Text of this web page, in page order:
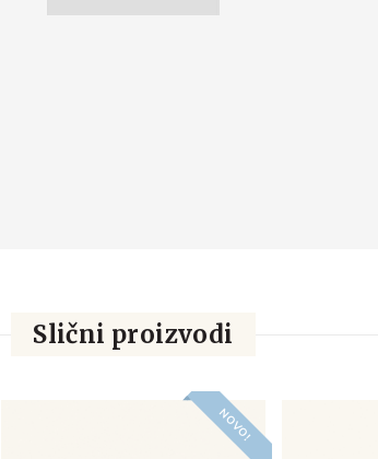
Slični proizvodi
NOVO!